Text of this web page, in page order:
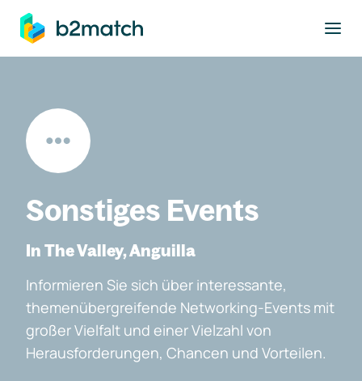
springen
Sonstiges Events
In The Valley, Anguilla
Informieren Sie sich über interessante,
themenübergreifende Networking-Events mit
großer Vielfalt und einer Vielzahl von
Herausforderungen, Chancen und Vorteilen.